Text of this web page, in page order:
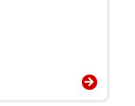
arrow_forward